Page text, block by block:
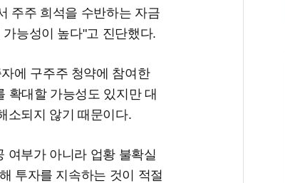
주주 희석을 수반하는 자금
능성이 높다"고 진단했다.
에 구주주 청약에 참여한
확대할 가능성도 있지만 대
소되지 않기 때문이다.
여부가 아니라 업황 불확실
투자를 지속하는 것이 적절